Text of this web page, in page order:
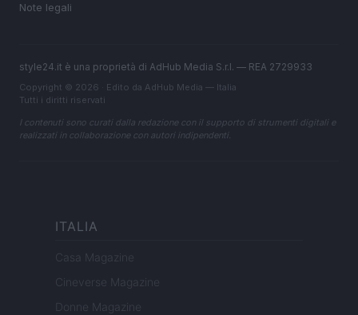
Note legali
style24.it è una proprietà di AdHub Media S.r.l. — REA 2729933
Copyright © 2026 · Edito da AdHub Media — Italia
Tutti i diritti riservati
I contenuti sono curati dalla redazione con il supporto di strumenti digitali e
realizzati in collaborazione con autori indipendenti.
ITALIA
Casa Magazine
Cineverse Magazine
Donne Magazine